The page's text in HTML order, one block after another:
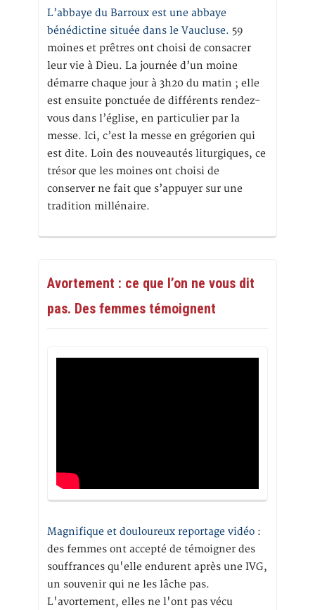
L’abbaye du Barroux est une abbaye
bénédictine située dans le Vaucluse. 59
moines et prêtres ont choisi de consacrer
leur vie à Dieu. La journée d’un moine
démarre chaque jour à 3h20 du matin ; elle
est ensuite ponctuée de différents rendez-
vous dans l’église, en particulier par la
messe. Ici, c’est la messe en grégorien qui
est dite. Loin des nouveautés liturgiques, ce
trésor que les moines ont choisi de
conserver ne fait que s’appuyer sur une
tradition millénaire.
Avortement : ce que l’on ne vous dit
pas. Des femmes témoignent
Magnifique et douloureux reportage vidéo :
des femmes ont accepté de témoigner des
souffrances qu'elle endurent après une IVG,
un souvenir qui ne les lâche pas.
L'avortement, elles ne l'ont pas vécu